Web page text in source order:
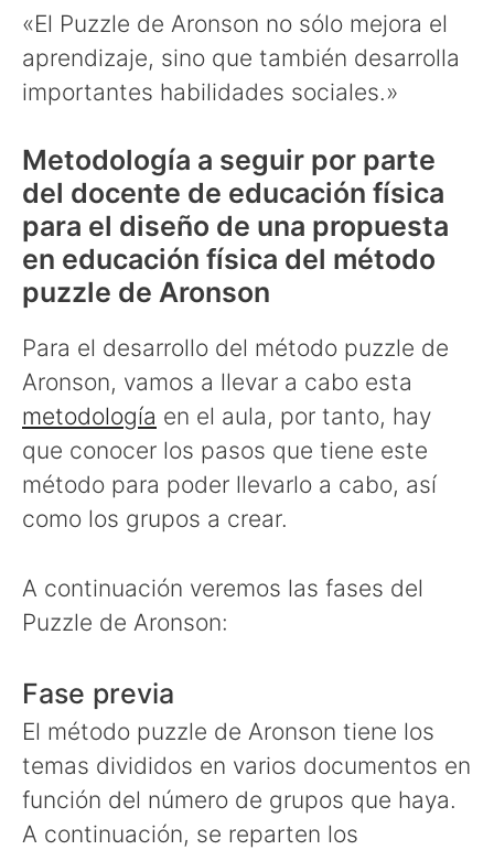
«El Puzzle de Aronson no sólo mejora el
aprendizaje, sino que también desarrolla
importantes habilidades sociales.»
Metodología a seguir por parte
del docente de educación física
para el diseño de una propuesta
en educación física del método
puzzle de Aronson
Para el desarrollo del método puzzle de
Aronson, vamos a llevar a cabo esta
metodología en el aula, por tanto, hay
que conocer los pasos que tiene este
método para poder llevarlo a cabo, así
como los grupos a crear.
A continuación veremos las fases del
Puzzle de Aronson:
Fase previa
El método puzzle de Aronson tiene los
temas divididos en varios documentos en
función del número de grupos que haya.
A continuación, se reparten los